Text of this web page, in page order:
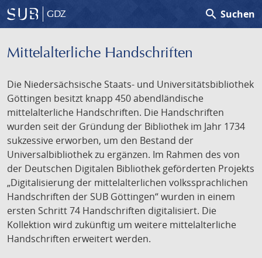
GDZ search Suchen
Mittelalterliche Handschriften
Die Niedersächsische Staats- und Universitätsbibliothek
Göttingen besitzt knapp 450 abendländische
mittelalterliche Handschriften. Die Handschriften
wurden seit der Gründung der Bibliothek im Jahr 1734
sukzessive erworben, um den Bestand der
Universalbibliothek zu ergänzen. Im Rahmen des von
der Deutschen Digitalen Bibliothek geförderten Projekts
„Digitalisierung der mittelalterlichen volkssprachlichen
Handschriften der SUB Göttingen“ wurden in einem
ersten Schritt 74 Handschriften digitalisiert. Die
Kollektion wird zukünftig um weitere mittelalterliche
Handschriften erweitert werden.